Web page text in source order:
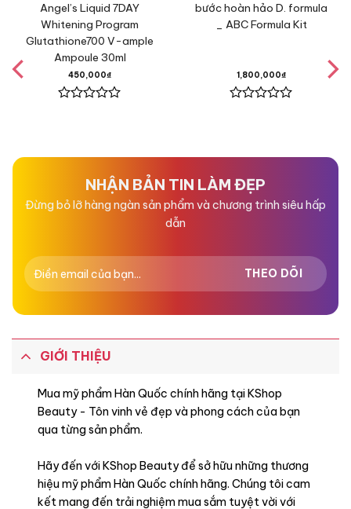
Angel’s Liquid 7DAY
Whitening Program
Glutathione700 V-ample
Ampoule 30ml
450,000₫
5
bước hoàn hảo D. formula
_ ABC Formula Kit
1,800,000₫
5
NHẬN BẢN TIN LÀM ĐẸP
Đừng bỏ lỡ hàng ngàn sản phẩm và chương trình siêu hấp
dẫn
GIỚI THIỆU
Mua mỹ phẩm Hàn Quốc chính hãng tại KShop
Beauty - Tôn vinh vẻ đẹp và phong cách của bạn
qua từng sản phẩm.
Hãy đến với KShop Beauty để sở hữu những thương
hiệu mỹ phẩm Hàn Quốc chính hãng. Chúng tôi cam
kết mang đến trải nghiệm mua sắm tuyệt vời với